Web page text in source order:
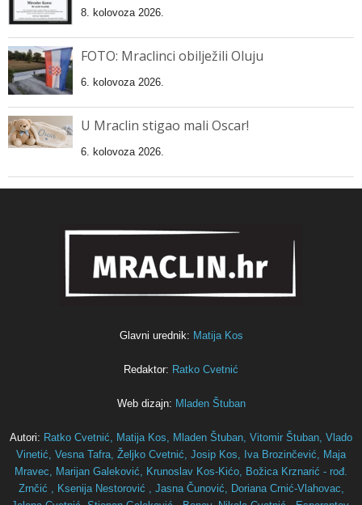
8. kolovoza 2026.
FOTO: Mraclinci obilježili Oluju
6. kolovoza 2026.
U Mraclin stigao mali Oscar!
6. kolovoza 2026.
Glavni urednik: Matija Kos
Redaktor: Ratko Cvetnić
Web dizajn: Mladen Štuban
Autori: Ratko Cvetnić, Matija Kos, Mladen Štuban, Vitomir Štuban, Vlado
Vinetić, Vesna Tafra, Željko Cvetnić, Josip Kos, Iva Brozinčević, Maja
Mravec, Marijan Galeković, Krunoslav Kos-Kićo, Božica Krznarić - rođ.
Zrnčić , Ksenija Nestorović , Jasna Čunović, Doriana Crnić-Vlahovac,